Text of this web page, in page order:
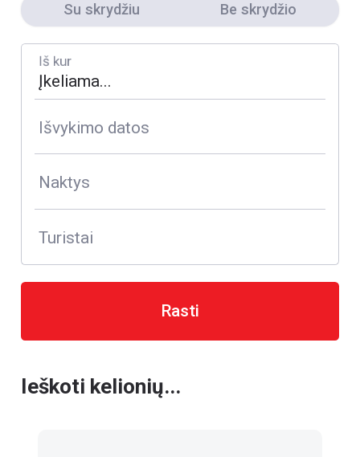
Su skrydžiu Be skrydžio
Iš kur
Išvykimo datos
Naktys
Turistai
Rasti
Ieškoti kelionių...